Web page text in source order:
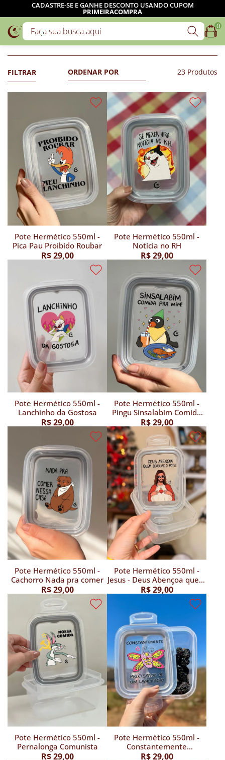
CADASTRE-SE E GANHE DESCONTO USANDO CUPOM
PRIMEIRACOMPRA
0
FILTRAR 23 Produtos
Pote Hermético 550ml -
Pica Pau Proibido Roubar
R$ 29,00
Pote Hermético 550ml -
Notícia no RH
R$ 29,00
Pote Hermético 550ml -
Lanchinho da Gostosa
R$ 29,00
Pote Hermético 550ml -
Pingu Sinsalabim Comida
pra Mim
R$ 29,00
Pote Hermético 550ml -
Cachorro Nada pra comer
R$ 29,00
Pote Hermético 550ml -
Jesus - Deus Abençoa quem
devolve Pote
R$ 29,00
Pote Hermético 550ml -
Pernalonga Comunista
R$ 29,00
Pote Hermético 550ml -
Constantemente
precisando de um
R$ 29,00